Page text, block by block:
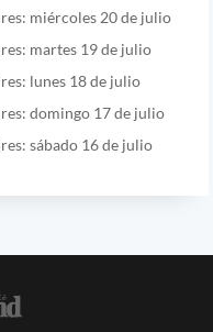
miércoles 20 de julio
martes 19 de julio
lunes 18 de julio
domingo 17 de julio
sábado 16 de julio